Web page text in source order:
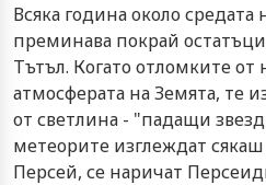
Всяка година около средата
преминава покрай
Тътъл. Когато отломките от
атмосферата на Земята, те
от светлина - "падащи
метеорите изглеждат
Персей, се наричат